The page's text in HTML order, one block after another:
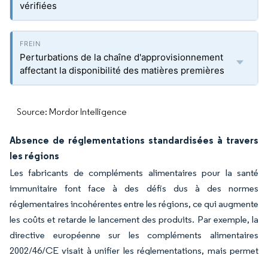
vérifiées
Perturbations de la chaîne d'approvisionnement
affectant la disponibilité des matières premières
Source: Mordor Intelligence
Absence de réglementations standardisées à travers
les régions
Les fabricants de compléments alimentaires pour la santé
immunitaire font face à des défis dus à des normes
réglementaires incohérentes entre les régions, ce qui augmente
les coûts et retarde le lancement des produits. Par exemple, la
directive européenne sur les compléments alimentaires
2002/46/CE visait à unifier les réglementations, mais permet